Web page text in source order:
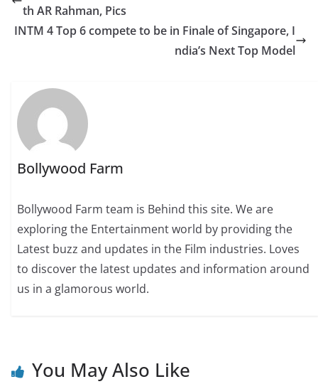
th AR Rahman, Pics
INTM 4 Top 6 compete to be in Finale of Singapore, I
ndia’s Next Top Model
Bollywood Farm
Bollywood Farm team is Behind this site. We are
exploring the Entertainment world by providing the
Latest buzz and updates in the Film industries. Loves
to discover the latest updates and information around
us in a glamorous world.
You May Also Like